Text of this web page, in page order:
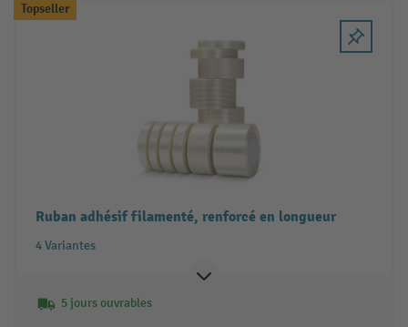
Topseller
Ruban adhésif filamenté, renforcé en longueur
4 Variantes
5 jours ouvrables